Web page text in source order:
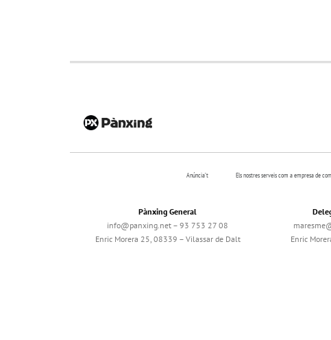
Anúncia’t Els nostres serveis com a empresa de
Pànxing General
info@panxing.net – 93 753 27 08
Enric Morera 25, 08339 – Vilassar de Dalt
Enric